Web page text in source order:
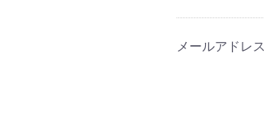
メールアドレス